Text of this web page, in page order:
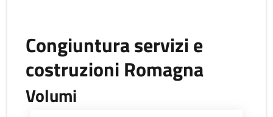
Congiuntura servizi e
costruzioni Romagna
Volumi